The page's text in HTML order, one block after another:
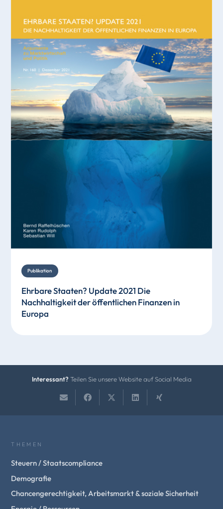
Publikation
Ehrbare Staaten? Update 2021 Die
Nachhaltigkeit der öffentlichen Finanzen in
Europa
Interessant? Teilen Sie unsere Website auf Social Media
THEMEN
Steuern / Staatscompliance
Demografie
Chancengerechtigkeit, Arbeitsmarkt & soziale Sicherheit